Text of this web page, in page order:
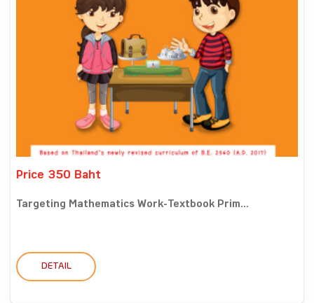
Price 350 Baht
Targeting Mathematics Work-Textbook Prim...
DETAIL